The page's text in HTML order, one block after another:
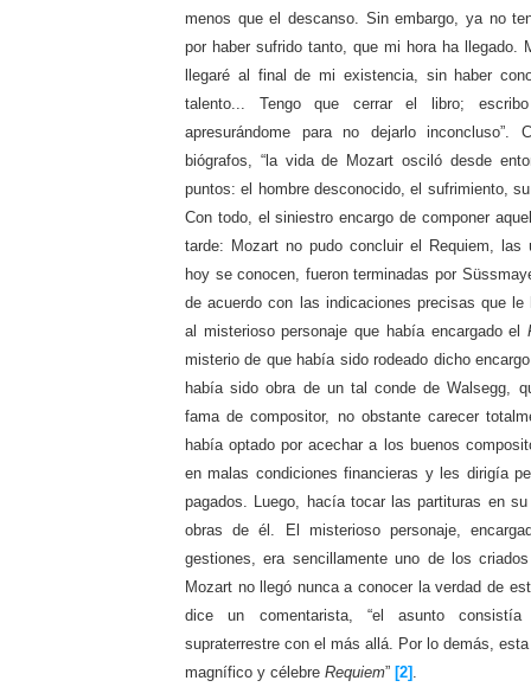
menos que el descanso. Sin embargo, ya no
por haber sufrido tanto, que mi hora ha llegado.
llegaré al final de mi existencia, sin haber
talento... Tengo que cerrar el libro;
apresurándome para no dejarlo
biógrafos, “la vida de Mozart osciló desde
puntos: el hombre desconocido, el sufrimiento,
Con todo, el siniestro encargo de componer
tarde: Mozart no pudo concluir el Requiem, las
hoy se conocen, fueron terminadas por
de acuerdo con las indicaciones precisas que
al misterioso personaje que había encargado el
misterio de que había sido rodeado dicho
había sido obra de un tal conde de Walsegg,
fama de compositor, no obstante carecer
había optado por acechar a los buenos
en malas condiciones financieras y les dirigía
pagados. Luego, hacía tocar las partituras en
obras de él. El misterioso personaje,
gestiones, era sencillamente uno de los
Mozart no llegó nunca a conocer la verdad de
dice un comentarista, “el asunto consistía
supraterrestre con el más allá. Por lo demás,
magnífico y célebre Requiem” [2] .